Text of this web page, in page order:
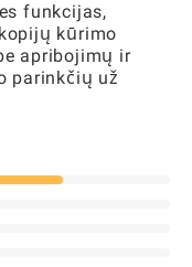
funkcijas,
kūrimo
apribojimų ir
parinkčių už